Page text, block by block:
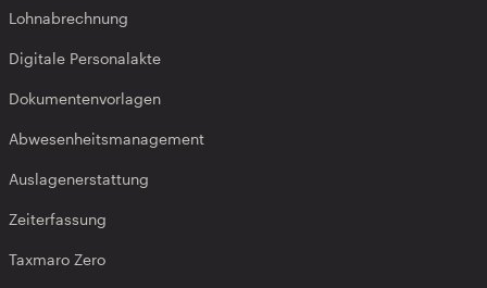
Lohnabrechnung
Digitale Personalakte
Dokumentenvorlagen
Abwesenheitsmanagement
Auslagenerstattung
Zeiterfassung
Taxmaro Zero